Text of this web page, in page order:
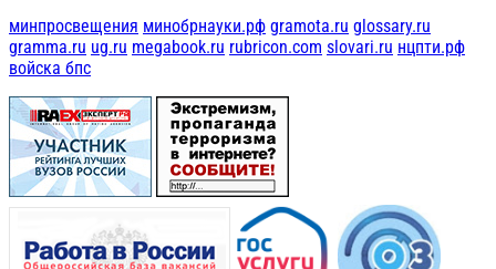
минпросвещения минобрнауки.рф gramota.ru glossary.ru
gramma.ru ug.ru megabook.ru rubricon.com slovari.ru нцпти.рф
войска бпс